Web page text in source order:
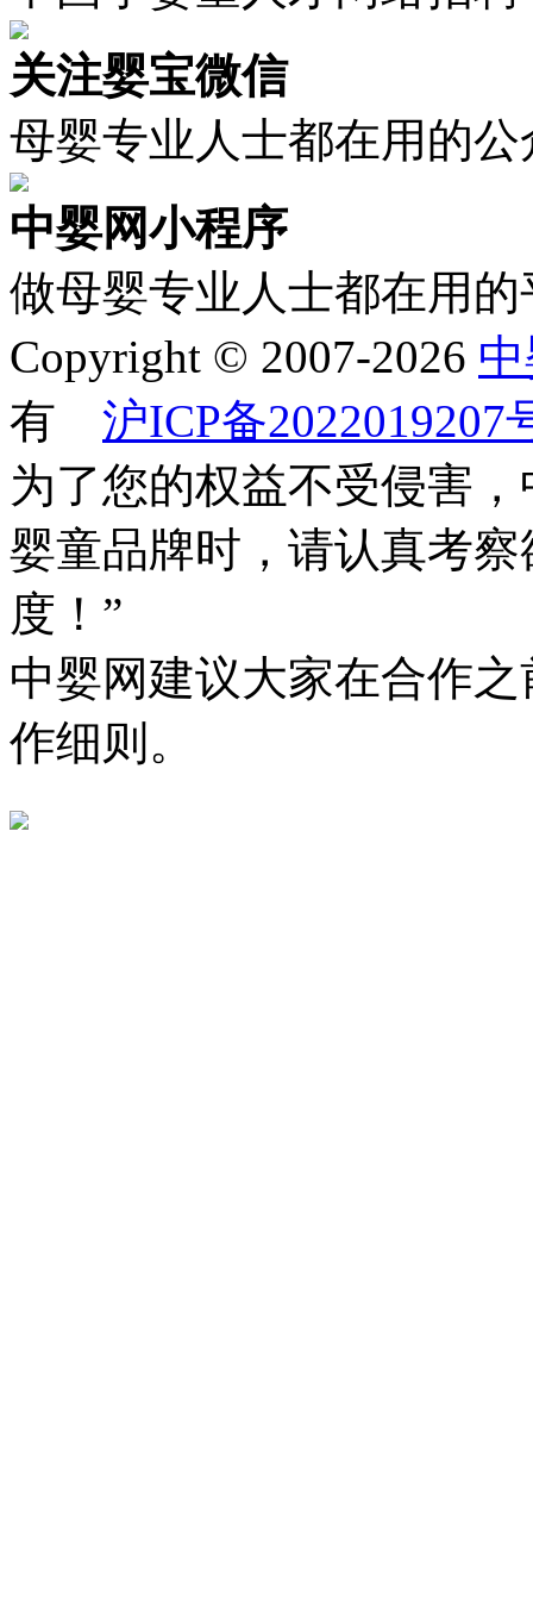
关注婴宝微信
母婴专业人士都在用的公
中婴网小程序
做母婴专业人士都在用的
Copyright © 2007-2026
有 沪ICP备2022019207
为了您的权益不受侵害
婴童品牌时，请认真考
度！”
中婴网建议大家在合作
作细则。